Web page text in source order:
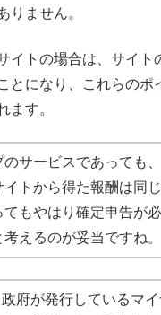
りません。
イトの場合は、サイト
とになり、これらのポ
ます。
のサービスであっても
トから得た報酬は同
てもやはり確定申告が
えるのが妥当ですね。
府が発行しているマ